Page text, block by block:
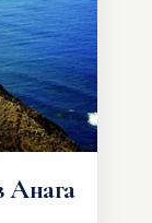
Анага